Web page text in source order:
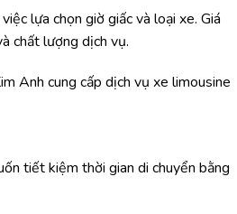
lựa chọn giờ giấc và loại xe. Giá
chất lượng dịch vụ.
Anh cung cấp dịch vụ xe limousine
tiết kiệm thời gian di chuyển bằng